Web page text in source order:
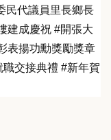
民代議員里長鄉長
建成慶祝 #開張大
表揚功勳獎勵獎章
交接典禮 #新年賀